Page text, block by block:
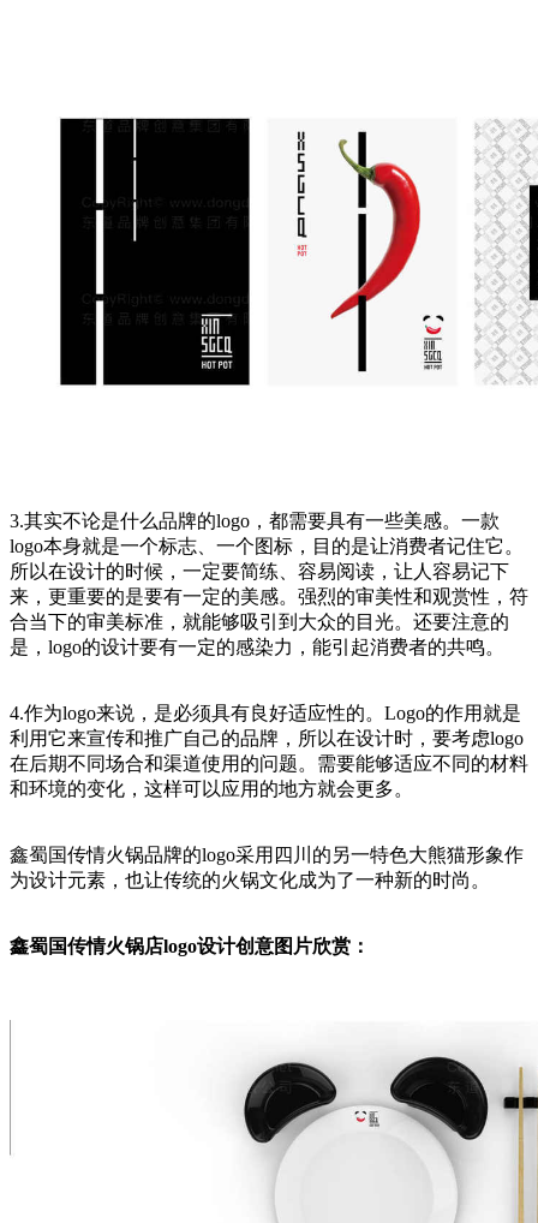
3.其实不论是什么品牌的logo，都需要具有一些美感。一款
logo本身就是一个标志、一个图标，目的是让消费者记住它。
所以在设计的时候，一定要简练、容易阅读，让人容易记下
来，更重要的是要有一定的美感。强烈的审美性和观赏性，符
合当下的审美标准，就能够吸引到大众的目光。还要注意的
是，logo的设计要有一定的感染力，能引起消费者的共鸣。
4.作为logo来说，是必须具有良好适应性的。Logo的作用就是
利用它来宣传和推广自己的品牌，所以在设计时，要考虑logo
在后期不同场合和渠道使用的问题。需要能够适应不同的材料
和环境的变化，这样可以应用的地方就会更多。
鑫蜀国传情火锅品牌的logo采用四川的另一特色大熊猫形象作
为设计元素，也让传统的火锅文化成为了一种新的时尚。
鑫蜀国传情火锅店logo设计创意图片欣赏：